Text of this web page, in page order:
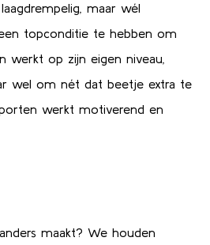
maar wél
topconditie te hebben om
werkt op zijn eigen niveau,
wel om nét dat beetje extra te
werkt motiverend en
maakt? We houden